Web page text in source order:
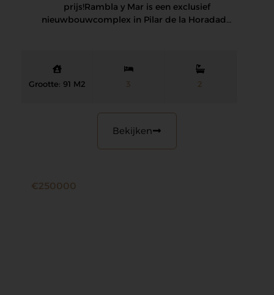
prijs! Rambla y Mar is een exclusief
nieuwbouwcomplex in Pilar de la Horadada,
Grootte: 91 M2 3 2
Bekijken
€250000